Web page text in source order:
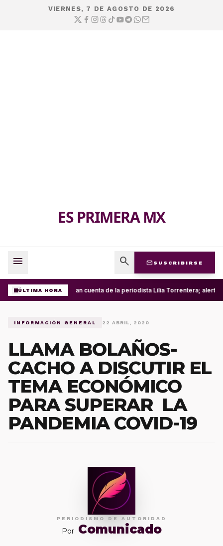
VIERNES, 7 DE AGOSTO DE 2026
ES PRIMERA MX
menu search mail SUSCRIBIRSE
ÚLTIMA HORA Roban cuenta de la periodista Lilia Torrentera;
INFORMACIÓN GENERAL 22 ABRIL, 2020
LLAMA BOLAÑOS-
CACHO A DISCUTIR EL
TEMA ECONÓMICO
PARA SUPERAR LA
PANDEMIA COVID-19
PERIODISMO DE AUTORIDAD
Por Comunicado